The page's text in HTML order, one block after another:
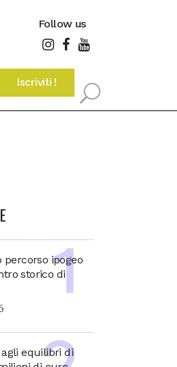
Follow us
percorso ipogeo
storico di
equilibri di